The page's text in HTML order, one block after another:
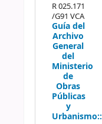
R 025.171
/G91 VCA
Guía del
Archivo
General
del
Ministerio
de
Obras
Públicas
y
Urbanismo::